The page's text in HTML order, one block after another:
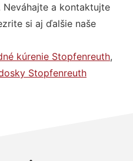
a kontaktujte
si aj ďalšie naše
kúrenie Stopfenreuth,
Stopfenreuth